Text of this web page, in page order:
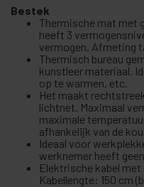
Bestek
Thermische mat met
heeft 3
vermogen. Afmeting
Thermisch bureau
kunstleer materiaal.
op te warmen, etc.
Het maakt
lichtnet. Maximaal
maximale
afhankelijk van de
Ideaal voor
werknemer heeft
Elektrische kabel
Kabellengte: 150 cm